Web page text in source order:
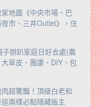
家地圖《中央市場、巴
市、三井Outlet》，住
辦趴家庭日好去處(農
草皮、團康、DIY、包
肉超驚豔！頂級白老和
兩樣必點隱藏版主